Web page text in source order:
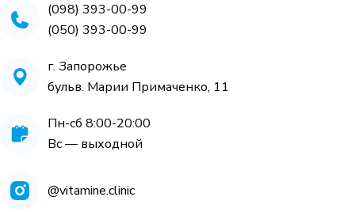
(098) 393-00-99
(050) 393-00-99
г. Запорожье
бульв. Марии Примаченко, 11
Пн-сб 8:00-20:00
Вс — выходной
@vitamine.clinic